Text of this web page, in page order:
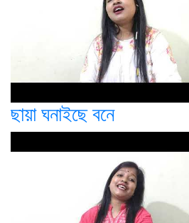
ছায়া ঘনাইছে বনে